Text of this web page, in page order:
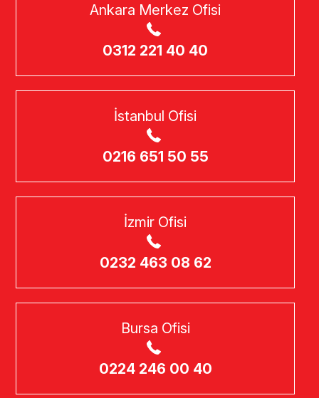
Ankara Merkez Ofisi
0312 221 40 40
İstanbul Ofisi
0216 651 50 55
İzmir Ofisi
0232 463 08 62
Bursa Ofisi
0224 246 00 40